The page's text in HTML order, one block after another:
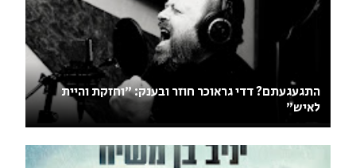
התגעגעתם? דדי גראוכר חוזר ובענק: ״וחזקת והיית
לאיש״